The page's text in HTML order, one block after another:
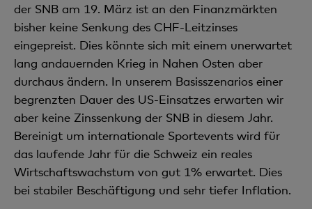
der SNB am 19. März ist an den Finanzmärkten
bisher keine Senkung des CHF-Leitzinses
eingepreist. Dies könnte sich mit einem unerwartet
lang andauernden Krieg in Nahen Osten aber
durchaus ändern. In unserem Basisszenarios einer
begrenzten Dauer des US-Einsatzes erwarten wir
aber keine Zinssenkung der SNB in diesem Jahr.
Bereinigt um internationale Sportevents wird für
das laufende Jahr für die Schweiz ein reales
Wirtschaftswachstum von gut 1% erwartet. Dies
bei stabiler Beschäftigung und sehr tiefer Inflation.